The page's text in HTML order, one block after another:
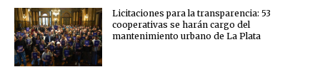
Licitaciones para la transparencia: 53
cooperativas se harán cargo del
mantenimiento urbano de La Plata